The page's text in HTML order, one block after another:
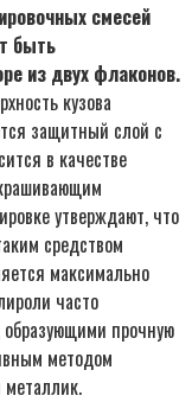
смесей
быть
из двух флаконов.
кузова
защитный слой с
в качестве
утверждают, что
средством
максимально
часто
прочную
методом